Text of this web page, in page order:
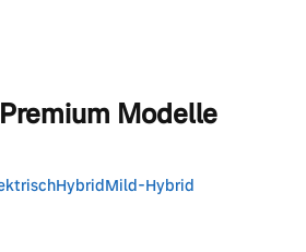
Modelle
HybridMild-Hybrid